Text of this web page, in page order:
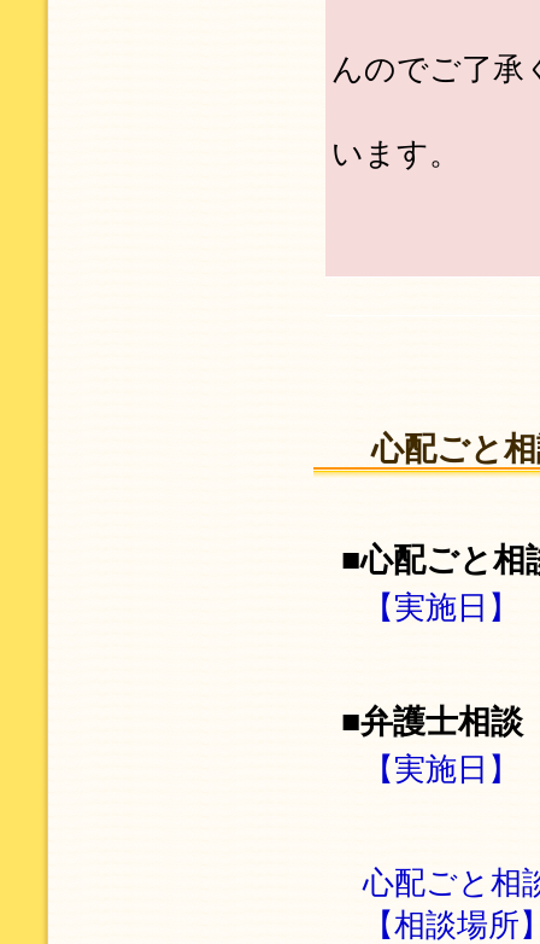
んのでご了承
います。
心配ごと
■心配ごと相
【実施日】
■弁護士相
【実施日】
心配ごと相
【相談場所